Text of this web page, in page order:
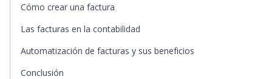
Cómo crear una factura
Las facturas en la contabilidad
Automatización de facturas y sus beneficios
Conclusión